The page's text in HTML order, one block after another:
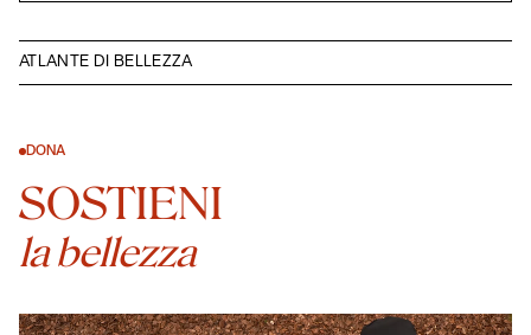
ATLANTE DI BELLEZZA
DONA
SOSTIENI
la bellezza